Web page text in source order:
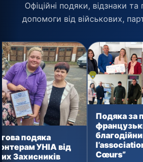
Офіційні подяки, відзнаки
допомоги від військових,
від
Подяка за підтримку
французьким
благодійникам de
l’association “Action 2
Cœurs”